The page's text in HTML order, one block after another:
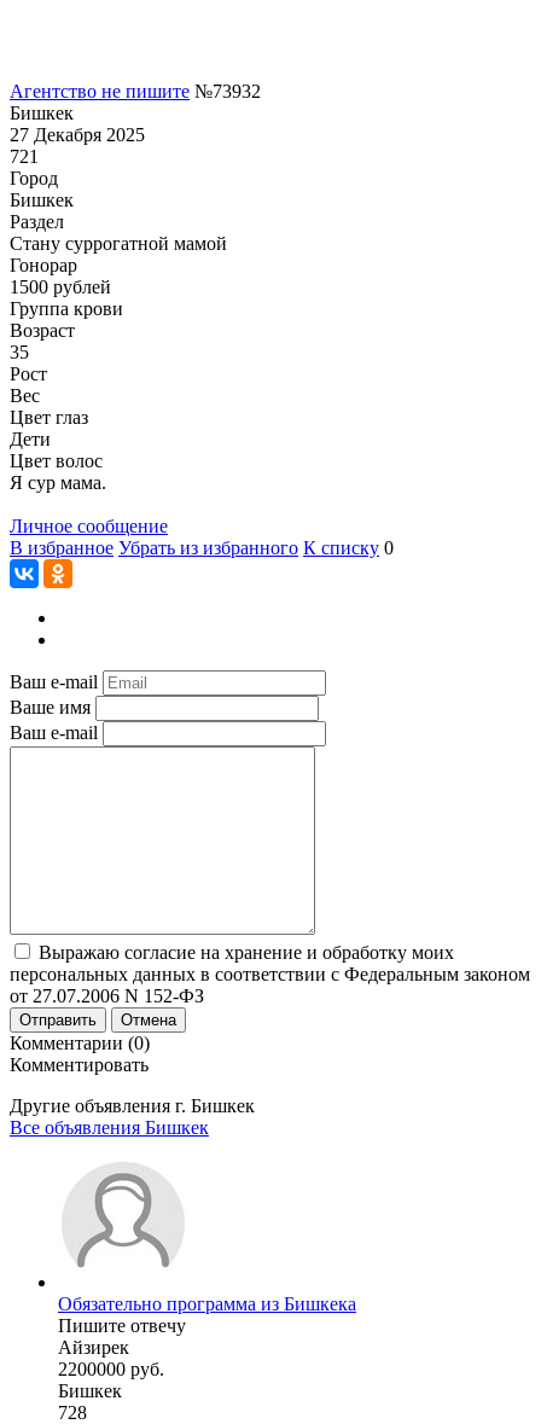
Агентство не пишите №73932
Бишкек
27 Декабря 2025
721
Город
Бишкек
Раздел
Cтану суррогатной мамой
Гонoрар
1500 рублей
Группа крови
Возраст
35
Рост
Вес
Цвет глаз
Дети
Цвет волос
Я сур мама.
Личное сообщение
В избранное Убрать из избранного К списку 0
Ваш e-mail
Ваше имя
Ваш e-mail
Выражаю согласие на хранение и обработку моих
персональных данных в соответствии с Федеральным законом
от 27.07.2006 N 152-ФЗ
Отправить Отмена
Комментарии (0)
Комментировать
Другие объявления г. Бишкек
Все объявления Бишкек
Обязательно программа из Бишкека
Пишите отвечу
Айзирек
2200000 руб.
Бишкек
728